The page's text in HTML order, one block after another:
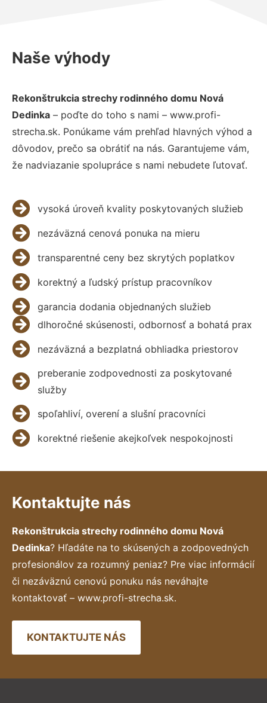
Naše výhody
Rekonštrukcia strechy rodinného domu Nová
Dedinka – poďte do toho s nami – www.profi-
strecha.sk. Ponúkame vám prehľad hlavných výhod a
dôvodov, prečo sa obrátiť na nás. Garantujeme vám,
že nadviazanie spolupráce s nami nebudete ľutovať.
vysoká úroveň kvality poskytovaných služieb
nezáväzná cenová ponuka na mieru
transparentné ceny bez skrytých poplatkov
korektný a ľudský prístup pracovníkov
garancia dodania objednaných služieb
dlhoročné skúsenosti, odbornosť a bohatá prax
nezáväzná a bezplatná obhliadka priestorov
preberanie zodpovednosti za poskytované
služby
spoľahliví, overení a slušní pracovníci
korektné riešenie akejkoľvek nespokojnosti
Kontaktujte nás
Rekonštrukcia strechy rodinného domu Nová
Dedinka? Hľadáte na to skúsených a zodpovedných
profesionálov za rozumný peniaz? Pre viac informácií
či nezáväznú cenovú ponuku nás neváhajte
kontaktovať – www.profi-strecha.sk.
KONTAKTUJTE NÁS